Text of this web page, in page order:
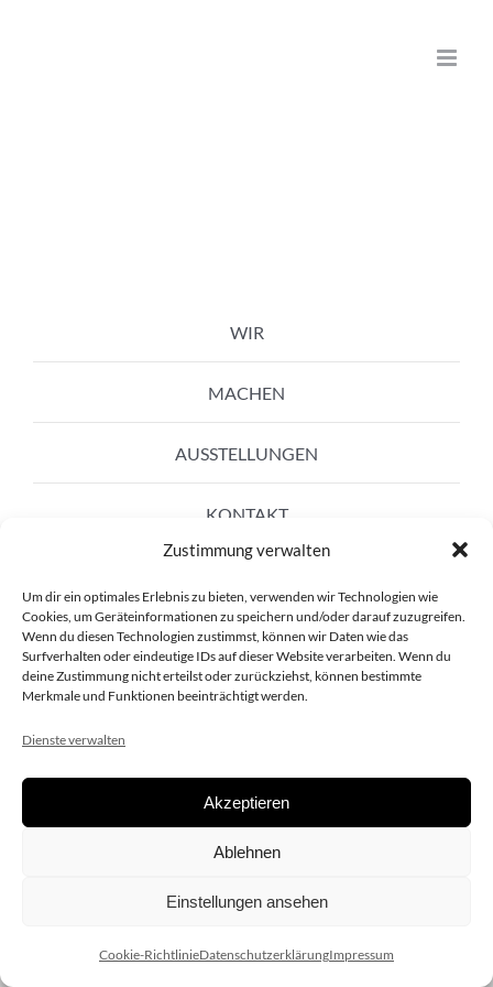
Zustimmung verwalten
Um dir ein optimales Erlebnis zu bieten, verwenden wir Technologien wie
Cookies, um Geräteinformationen zu speichern und/oder darauf zuzugreifen.
Wenn du diesen Technologien zustimmst, können wir Daten wie das
Surfverhalten oder eindeutige IDs auf dieser Website verarbeiten. Wenn du
deine Zustimmung nicht erteilst oder zurückziehst, können bestimmte
Merkmale und Funktionen beeinträchtigt werden.
Dienste verwalten
Akzeptieren
Ablehnen
Einstellungen ansehen
Cookie-RichtlinieDatenschutzerklärungImpressum
WIR
MACHEN
AUSSTELLUNGEN
KONTAKT
Copyright 2020 dieSCHAUsteller.at |Datenschützerklärung|
| Design:www.ARGEntur.at